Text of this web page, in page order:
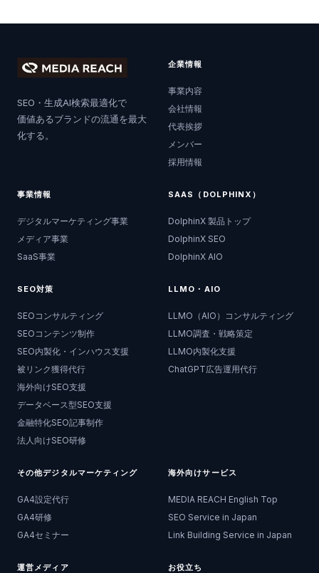
SEO・生成AI検索最適化で
価値あるブランドの流通を最大
化する。
企業情報
事業内容
会社情報
代表挨拶
メンバー
採用情報
事業情報
デジタルマーケティング事業
メディア事業
SaaS事業
SAAS（DOLPHINX）
DolphinX 製品トップ
DolphinX SEO
DolphinX AIO
SEO対策
SEOコンサルティング
SEOコンテンツ制作
SEO内製化・インハウス支援
被リンク獲得代行
海外向けSEO支援
データベース型SEO支援
金融特化SEO記事制作
法人向けSEO研修
LLMO・AIO
LLMO（AIO）コンサルティング
LLMO調査・戦略策定
LLMO内製化支援
ChatGPT広告運用代行
その他デジタルマーケティング
GA4設定代行
GA4研修
GA4セミナー
海外向けサービス
MEDIA REACH English Top
SEO Service in Japan
Link Building Service in Japan
運営メディア お役立ち